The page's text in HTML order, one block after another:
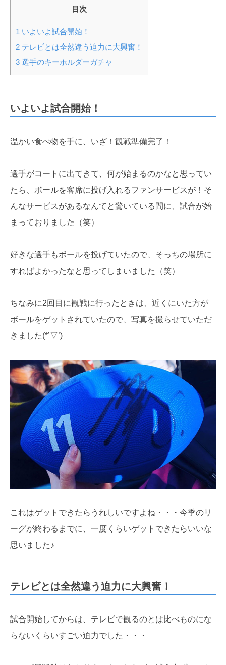
目次
1 いよいよ試合開始！
2 テレビとは全然違う迫力に大興奮！
3 選手のキーホルダーガチャ
いよいよ試合開始！
温かい食べ物を手に、いざ！観戦準備完了！
選手がコートに出てきて、何が始まるのかなと思ってい
たら、ボールを客席に投げ入れるファンサービスが！そ
んなサービスがあるなんてと驚いている間に、試合が始
まっておりました（笑）
好きな選手もボールを投げていたので、そっちの場所に
すればよかったなと思ってしまいました（笑）
ちなみに2回目に観戦に行ったときは、近くにいた方が
ボールをゲットされていたので、写真を撮らせていただ
きました(*’▽’)
これはゲットできたらうれしいですよね・・・今季のリ
ーグが終わるまでに、一度くらいゲットできたらいいな
思いました♪
テレビとは全然違う迫力に大興奮！
試合開始してからは、テレビで観るのとは比べものにな
らないくらいすごい迫力でした・・・